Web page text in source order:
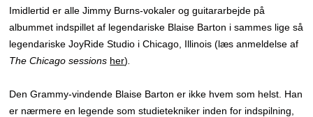
Imidlertid er alle Jimmy Burns-vokaler og guitararbejde på
albummet indspillet af legendariske Blaise Barton i sammes lige så
legendariske JoyRide Studio i Chicago, Illinois (læs anmeldelse af
The Chicago sessions her)
Den Grammy-vindende Blaise Barton er ikke hvem som helst. Han
er nærmere en legende som studietekniker inden for indspilning,